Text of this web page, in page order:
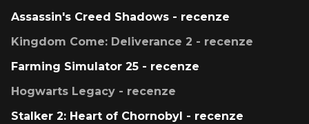
Assassin's Creed Shadows - recenze
Kingdom Come: Deliverance 2 - recenze
Farming Simulator 25 - recenze
Hogwarts Legacy - recenze
Stalker 2: Heart of Chornobyl - recenze